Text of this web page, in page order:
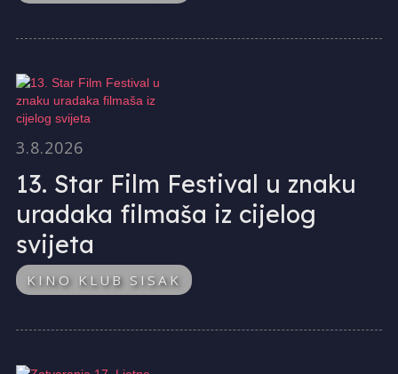
3.8.2026
13. Star Film Festival u znaku
uradaka filmaša iz cijelog
svijeta
KINO KLUB SISAK